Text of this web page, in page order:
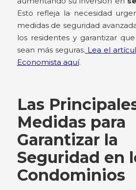
Esto refleja la necesidad
medidas de seguridad
los residentes y garantizar
sean más seguras. Lea el
Economista aquí.
Las
Medidas para
Garantizar la
Seguridad en
Condominios